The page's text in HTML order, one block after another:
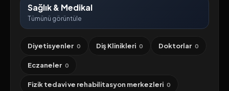
Sağlık & Medikal
Tümünü görüntüle
Diyetisyenler 0 Diş Klinikleri 0 Doktorlar 0
Eczaneler 0
Fizik tedavi ve rehabilitasyon merkezleri 0